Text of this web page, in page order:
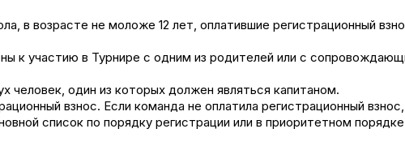
в возрасте не моложе 12 лет, оплатившие регистрационный
к участию в Турнире с одним из родителей или с
один из которых должен являться капитаном.
взнос. Если команда не оплатила регистрационный
список по порядку регистрации или в приоритетном